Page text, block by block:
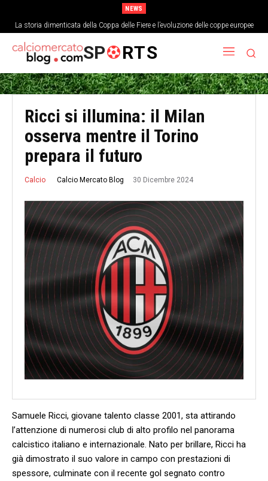
NEWS
La storia dimenticata della Coppa delle Fiere e l’evoluzione delle coppe europee
SP RTS
Ricci si illumina: il Milan
osserva mentre il Torino
prepara il futuro
Calcio Calcio Mercato Blog 30 Dicembre 2024
Samuele Ricci, giovane talento classe 2001, sta attirando
⁣l’attenzione di⁢ numerosi club di alto ​profilo nel panorama
calcistico italiano e internazionale. Nato per brillare, Ricci⁣ ha
già dimostrato il suo valore in campo con prestazioni di ​
spessore, culminate con il recente gol segnato contro